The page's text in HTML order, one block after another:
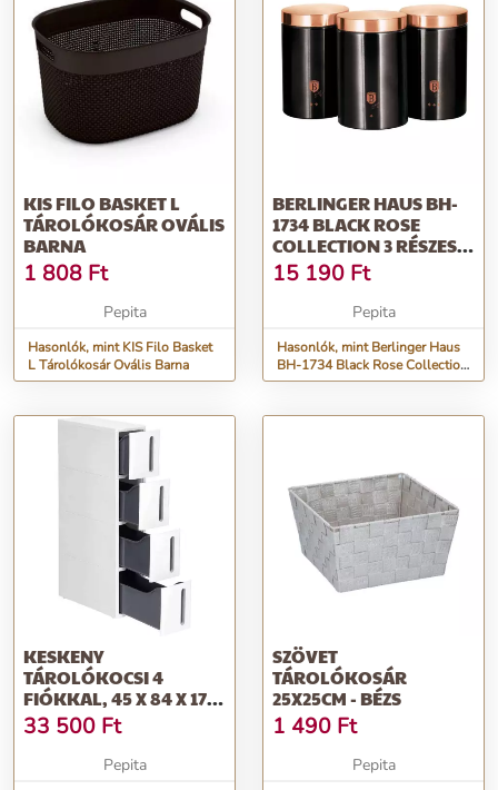
KIS FILO BASKET L
TÁROLÓKOSÁR OVÁLIS
BARNA
1 808 Ft
Pepita
Hasonlók, mint KIS Filo Basket
L Tárolókosár Ovális Barna
BERLINGER HAUS BH-
1734 BLACK ROSE
COLLECTION 3 RÉSZES
TÁROLÓKÉSZLET
15 190 Ft
Pepita
Hasonlók, mint Berlinger Haus
BH-1734 Black Rose Collection
3 részes tárolókészlet
KESKENY
TÁROLÓKOCSI 4
FIÓKKAL, 45 X 84 X 17
CM, FEHÉR ÉS SZÜRKE
33 500 Ft
Pepita
SZÖVET
TÁROLÓKOSÁR
25X25CM - BÉZS
1 490 Ft
Pepita